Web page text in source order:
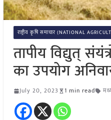
राष्ट्रीय कृषि समाचार (NATIONAL
तापीय विद्युत्
का उपयोग
July 20, 2023 1 min read